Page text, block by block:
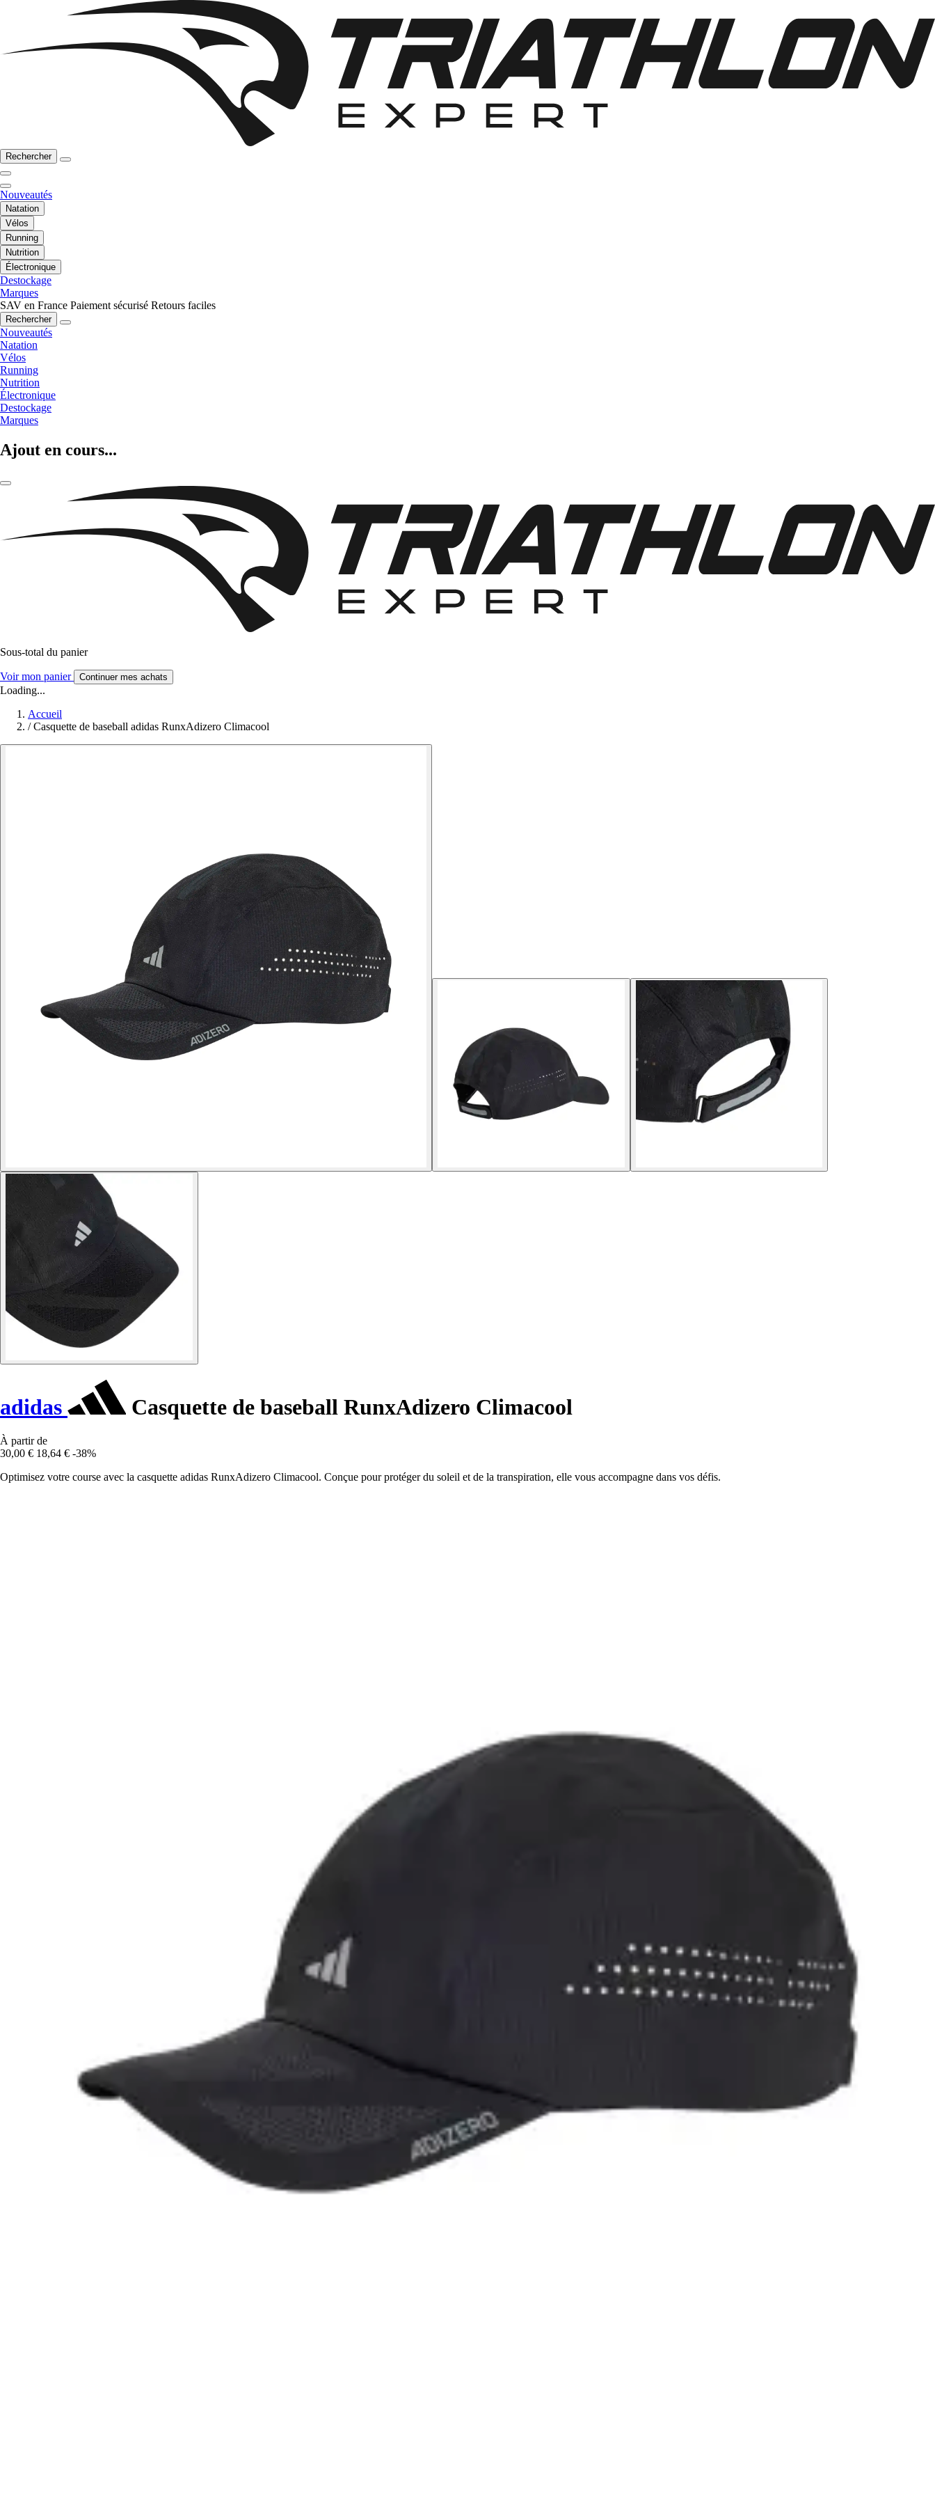
Rechercher
Nouveautés
Natation
Vélos
Running
Nutrition
Électronique
Destockage
Marques
SAV en France Paiement sécurisé Retours faciles
Rechercher
Nouveautés
Natation
Vélos
Running
Nutrition
Électronique
Destockage
Marques
Ajout en cours...
Sous-total du panier
Voir mon panier Continuer mes achats
Loading...
Accueil
/ Casquette de baseball adidas RunxAdizero Climacool
adidas Casquette de baseball RunxAdizero Climacool
À partir de
30,00 € 18,64 € -38%
Optimisez votre course avec la casquette adidas RunxAdizero Climacool. Conçue pour protéger du soleil et de la transpiration, elle vous accompagne dans vos défis.